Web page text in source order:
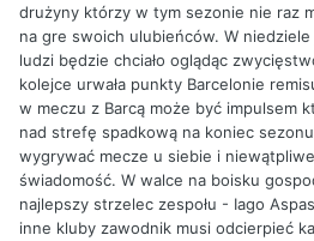
drużyny którzy w tym sezonie nie raz
na gre swoich ulubieńców. W
ludzi będzie chciało oglądąc
kolejce urwała punkty Barcelonie
w meczu z Barcą może być impulsem
nad strefę spadkową na koniec
wygrywać mecze u siebie i
świadomość. W walce na boisku
najlepszy strzelec zespołu - Iago
inne kluby zawodnik musi odcierpieć